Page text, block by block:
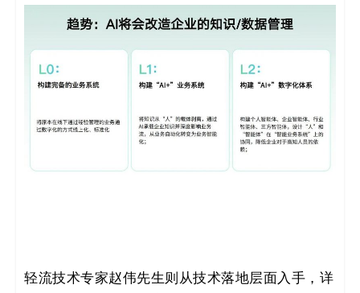
轻流技术专家赵伟先生则从技术落地层面入手，详